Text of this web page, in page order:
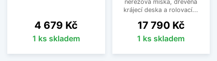
Cena
4 679 Kč
1 ks skladem
nerezová miska, dřevěná
krájecí deska a rolovací...
Cena
17 790 Kč
1 ks skladem